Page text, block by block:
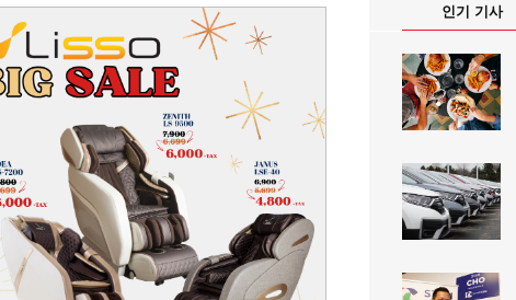
인기 기사